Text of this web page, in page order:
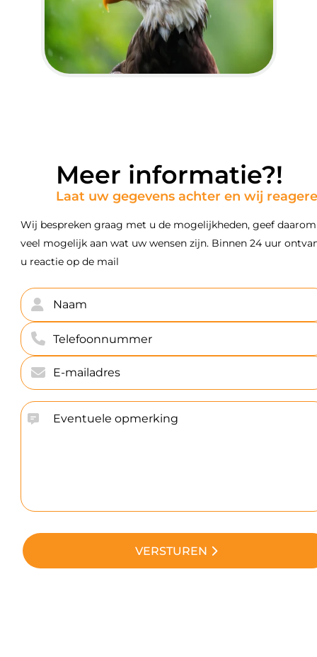
transportproblemen, weersproblemen, of het
ontbreken van geldige vouchers of kadobonnen)
u zelf uw deelname heeft gewijzigd of
geannuleerd.
Meer informatie?!
Laat uw gegevens achter en wij
Wij bespreken graag met u de mogelijkheden, geef
veel mogelijk aan wat uw wensen zijn. Binnen 24 uur
u reactie op de mail
VERSTUREN